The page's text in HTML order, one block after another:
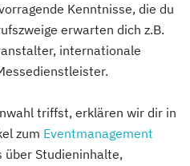
Kenntnisse, die du
erwarten dich z.B.
internationale
triffst, erklären wir dir in
zum Eventmanagement
Studieninhalte,